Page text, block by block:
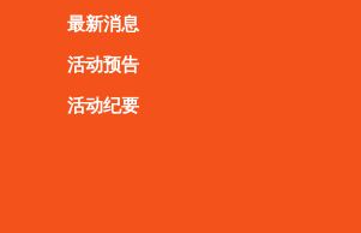
最新消息
活动预告
活动纪要